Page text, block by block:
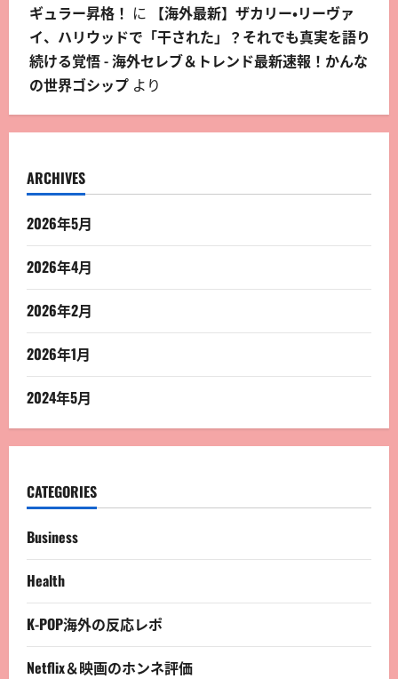
ギュラー昇格！ に
【海外最新】ザカリー・リーヴァ
イ、ハリウッドで「干された」？それでも真実を語り
続ける覚悟 - 海外セレブ＆トレンド最新速報！かんな
の世界ゴシップ より
ARCHIVES
2026年5月
2026年4月
2026年2月
2026年1月
2024年5月
CATEGORIES
Business
Health
K-POP海外の反応レポ
Netflix＆映画のホンネ評価